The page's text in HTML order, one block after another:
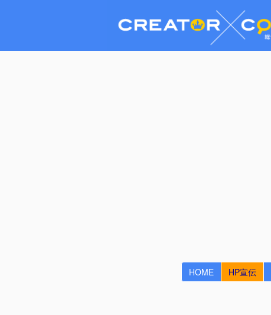
HOME HP宣伝